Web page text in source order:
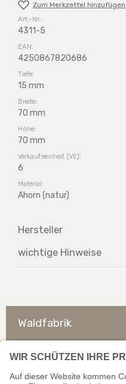
Zum Merkzettel hinzufügen
Art.-Nr.:
4311-5
EAN:
4250867820686
Tiefe:
15 mm
Breite:
70 mm
Höhe:
70 mm
Verkaufseinheit (VE):
6
Material:
Ahorn (natur)
Hersteller
wichtige Hinweise
Waldfabrik
So erreichen Sie uns